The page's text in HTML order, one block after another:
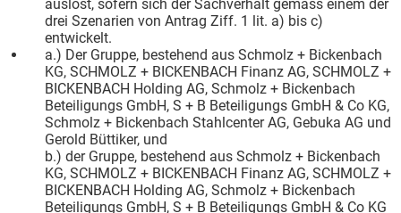
auslöst, sofern sich der Sachverhalt gemäss einem der
drei Szenarien von Antrag Ziff. 1 lit. a) bis c)
entwickelt.
a.) Der Gruppe, bestehend aus Schmolz + Bickenbach
KG, SCHMOLZ + BICKENBACH Finanz AG, SCHMOLZ +
BICKENBACH Holding AG, Schmolz + Bickenbach
Beteiligungs GmbH, S + B Beteiligungs GmbH & Co KG,
Schmolz + Bickenbach Stahlcenter AG, Gebuka AG und
Gerold Büttiker, und
b.) der Gruppe, bestehend aus Schmolz + Bickenbach
KG, SCHMOLZ + BICKENBACH Finanz AG, SCHMOLZ +
BICKENBACH Holding AG, Schmolz + Bickenbach
Beteiligungs GmbH, S + B Beteiligungs GmbH & Co KG